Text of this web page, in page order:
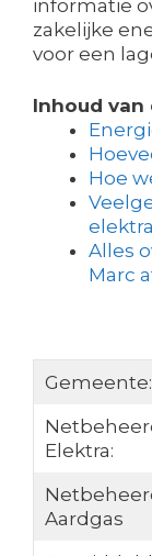
informatie
zakelijke
voor een
Inhoud van
Hoe
Alles
Marc
Gemeente:
Elektra:
Aardgas